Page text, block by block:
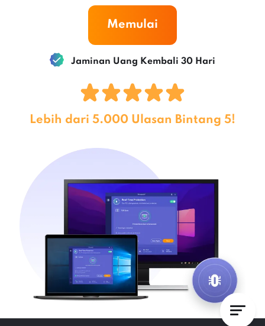
Memulai
Jaminan Uang Kembali 30 Hari
Lebih dari 5.000 Ulasan Bintang 5!